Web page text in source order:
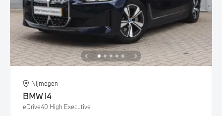
Nijmegen
BMW i4
eDrive40 High Executive